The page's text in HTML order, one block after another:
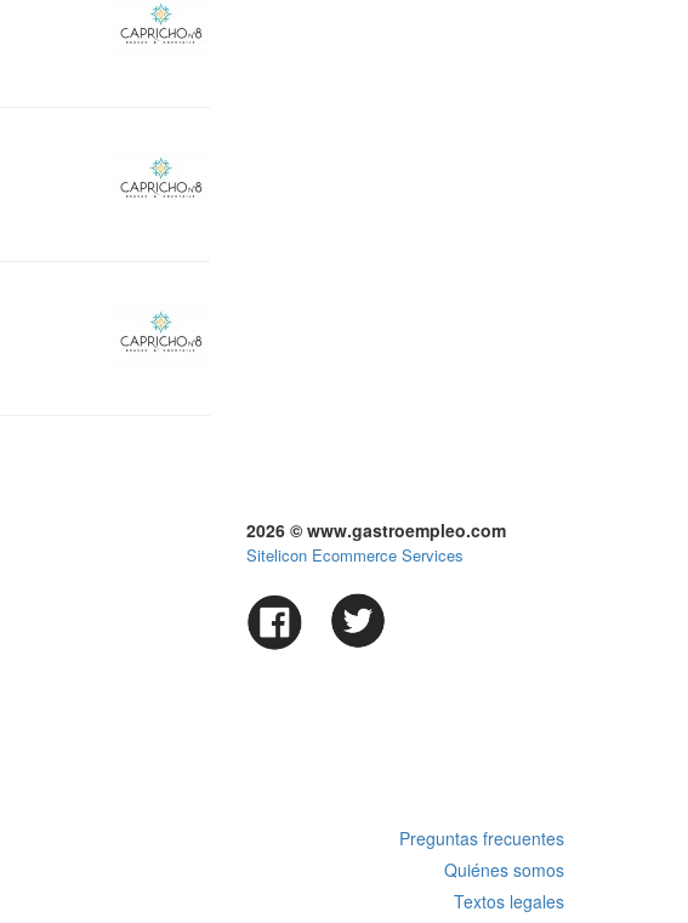
2026 © www.gastroempleo.com
Sitelicon Ecommerce Services
Preguntas frecuentes
Quiénes somos
Textos legales